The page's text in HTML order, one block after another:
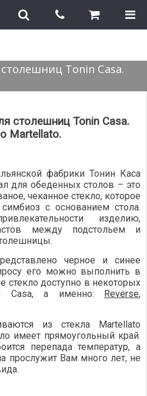
Tonin Casa.
столешниц Tonin Casa.
Martellato.
фабрики Тонин Каса
для обеденных столов – это
чеканное стекло, которое
с основанием стола.
изделию,
между подстольем и
черное и синее
его можно выполнить в
стекло доступно в некоторых
Casa, а именно:
Reverse,
из стекла Martellato
имеет прямоугольный край.
перепада температур, а
прослужит Вам много лет, не